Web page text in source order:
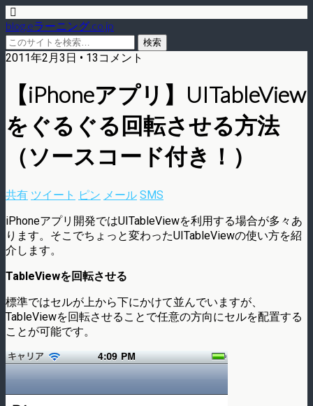
blog.eラーニング.co.jp
2011年2月3日 • 13コメント
【iPhoneアプリ】UITableView
をぐるぐる回転させる方法
（ソースコード付き！）
共有 ツイート ピン メール SMS
iPhoneアプリ開発ではUITableViewを利用する場合が多々あ
ります。そこでちょっと変わったUITableViewの使い方を紹
介します。
TableViewを回転させる
標準ではセルが上から下にかけて並んでいますが、
TableViewを回転させることで任意の方向にセルを配置する
ことが可能です。